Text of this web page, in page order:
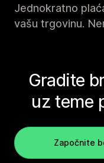
Jednokratno
vašu trgovinu.
Gradite
uz teme
Započnite